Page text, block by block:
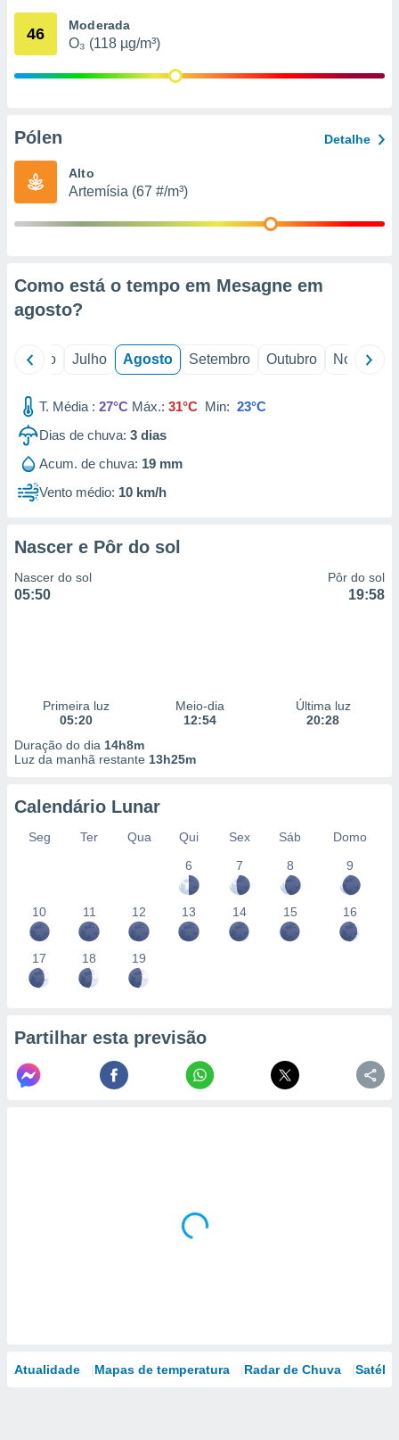
através
estudos
1199
46 Moderada
O₃ (118 µg/m³)
Pólen Detalhe
Alto
Artemísia (67 #/m³)
Como está o tempo em Mesagne em
agosto?
Junho Julho Agosto Setembro Outubro Novembro
T. Média : 27°C Máx.: 31°C Min: 23°C
Dias de chuva: 3 dias
Acum. de chuva: 19 mm
Vento médio: 10 km/h
Nascer e Pôr do sol
Nascer do sol
05:50
Pôr do sol
19:58
Primeira luz
05:20
Meio-dia
12:54
Última luz
20:28
Duração do dia 14h8m
Luz da manhã restante 13h25m
Calendário Lunar
Seg Ter Qua Qui Sex Sáb
Domo
6
7 8 9
10 11 12 13 14 15 16
17 18 19
Partilhar esta previsão
Atualidade Mapas de temperatura Radar de Chuva